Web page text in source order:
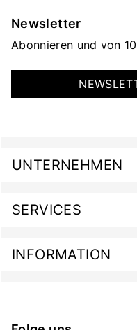
Newsletter
Abonnieren und von
UNTERNEHMEN
SERVICES
INFORMATION